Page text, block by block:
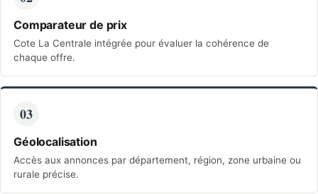
Comparateur de prix
Cote La Centrale intégrée pour évaluer la cohérence de
chaque offre.
03
Géolocalisation
Accès aux annonces par département, région, zone urbaine ou
rurale précise.